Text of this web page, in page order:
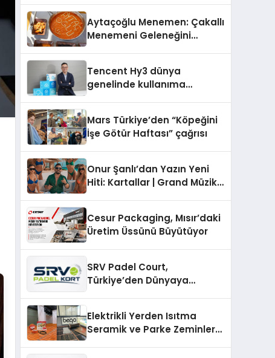
Aytaçoğlu Menemen: Çakallı
Menemeni Geleneğini
Tencent Hy3 dünya
genelinde kullanıma
Mars Türkiye’den “Köpeğini
İşe Götür Haftası” çağrısı
Onur Şanlı’dan Yazın Yeni
Hiti: Kartallar | Grand Müzik
Cesur Packaging, Mısır’daki
Üretim Üssünü Büyütüyor
SRV Padel Court,
Türkiye’den Dünyaya
Elektrikli Yerden Isıtma
Seramik ve Parke Zeminler